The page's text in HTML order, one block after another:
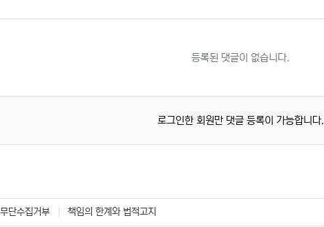
등록된 댓글이 없습니다.
로그인한 회원만 댓글 등록이 가능합니다.
단수집거부 책임의 한계와 법적고지